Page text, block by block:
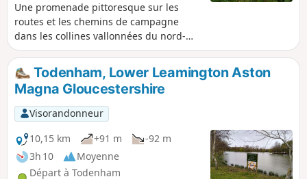
Une promenade pittoresque sur les
routes et les chemins de campagne
dans les collines vallonnées du nord-
ouest de l'Oxfordshire, qui vous fera
découvrir le village intéressant de
Swalcliffe, le fort de l'âge de fer près de
la voie romaine qui reliait autrefois
Banbury à Stratford-upon-Avon, puis
contournera le village de Tadmarton,
avant de franchir une ou deux collines
pour revenir à Swalcliffe.
Todenham, Lower Leamington Aston
Magna Gloucestershire
Visorandonneur
10,15 km
+91 m
-92 m
3h 10
Moyenne
Départ à Todenham